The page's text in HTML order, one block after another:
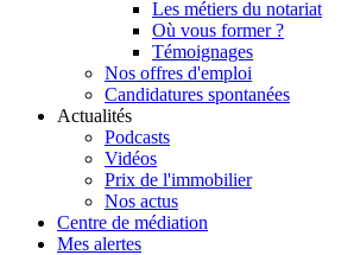
Les métiers du notariat
Où vous former ?
Témoignages
Nos offres d'emploi
Candidatures spontanées
Actualités
Podcasts
Vidéos
Prix de l'immobilier
Nos actus
Centre de médiation
Mes alertes